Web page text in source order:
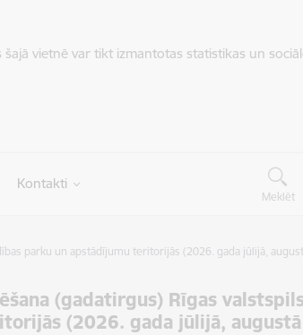
vietnē var tikt izmantotas statistikas un
Kontakti
Meklēt
parku un apstādījumu teritorijās (2026. gada jūlijā,
(gadatirgus) Rīgas
(2026. gada jūlijā,